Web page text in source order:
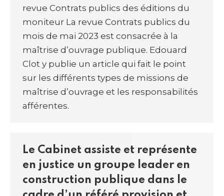
revue Contrats publics des éditions du
moniteur La revue Contrats publics du
mois de mai 2023 est consacrée à la
maîtrise d’ouvrage publique. Edouard
Clot y publie un article qui fait le point
sur les différents types de missions de
maîtrise d’ouvrage et les responsabilités
afférentes.
Le Cabinet assiste et représente
en justice un groupe leader en
construction publique dans le